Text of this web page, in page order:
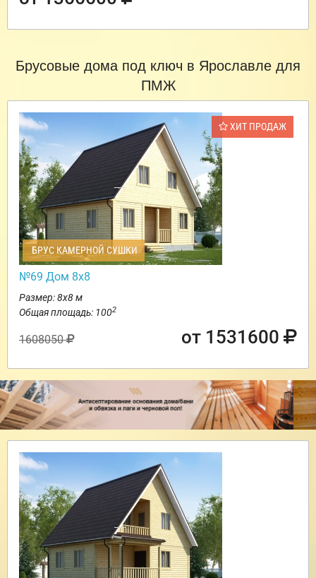
Брусовые дома под ключ в Ярославле для
ПМЖ
ХИТ ПРОДАЖ
БРУС КАМЕРНОЙ СУШКИ
№69 Дом 8х8
Размер: 8х8 м
Общая площадь: 1002
1608050 от 1531600